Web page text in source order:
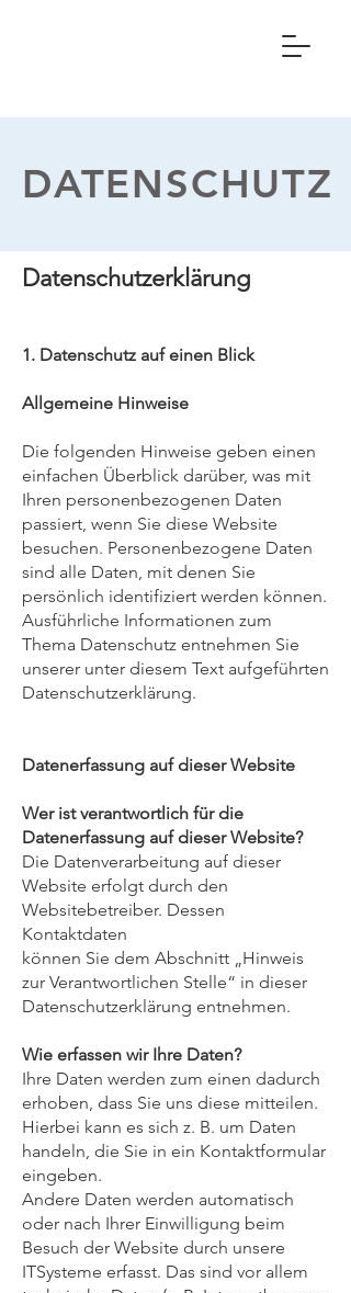
DATENSCHUTZ
Datenschutzerklärung
1. Datenschutz auf einen Blick
Allgemeine Hinweise
Die folgenden Hinweise geben einen
einfachen Überblick darüber, was mit
Ihren personenbezogenen Daten
passiert, wenn Sie diese Website
besuchen. Personenbezogene Daten
sind alle Daten, mit denen Sie
persönlich identifiziert werden können.
Ausführliche Informationen zum
Thema Datenschutz entnehmen Sie
unserer unter diesem Text aufgeführten
Datenschutzerklärung.
Datenerfassung auf dieser Website
Wer ist verantwortlich für die
Datenerfassung auf dieser Website?
Die Datenverarbeitung auf dieser
Website erfolgt durch den
Websitebetreiber. Dessen
Kontaktdaten
können Sie dem Abschnitt „Hinweis
zur Verantwortlichen Stelle“ in dieser
Datenschutzerklärung entnehmen.
Wie erfassen wir Ihre Daten?
Ihre Daten werden zum einen dadurch
erhoben, dass Sie uns diese mitteilen.
Hierbei kann es sich z. B. um Daten
handeln, die Sie in ein Kontaktformular
eingeben.
Andere Daten werden automatisch
oder nach Ihrer Einwilligung beim
Besuch der Website durch unsere
ITSysteme erfasst. Das sind vor allem